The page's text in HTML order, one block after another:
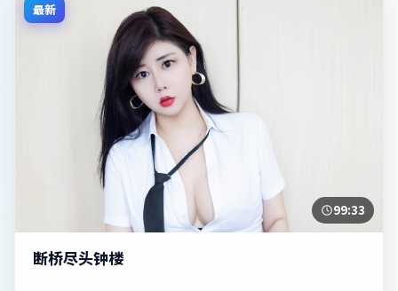
最新
99:33
断桥尽头钟楼